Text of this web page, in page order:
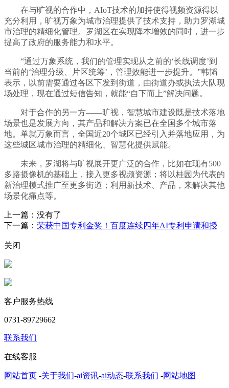
在与旷视的合作中，AIoT技术的加持使得视频资源得以
充分利用，旷视万象为城市治理提供了技术支持，助力罗湖城
市治理的精细化管理。罗湖区在实现降本增效的同时，进一步
提高了政府的服务能力和水平。
“通过万象系统，我们的管理实现从之前的‘长线调度’到
当前的‘治理分级、片区统筹’，管理效能进一步提升。”韩韬
表示，以前需要通过各区下发到街道，由街道办或执法大队现
场处理，现在通过短信告知，就能“自下而上”解决问题。
对于合作的另一方——旷视，智慧城市建设既是技术落地
场景也是发展方向，其产品和解决方案已在全国多个城市落
地。单就万象而言，全国近20个城区已经引入并落地应用，为
这些城区城市治理的精细化、智慧化提供赋能。
未来，罗湖将与旷视展开更广泛的合作，比如在现有500
多路摄像机的基础上，接入更多视频资源；将以桂园为代表的
新治理模式推广至更多街道；利用新技术、产品，来解决其他
场景化痛点等。
上一篇：没有了
下一篇： 荣获中国专利金奖！百度连续四年AI专利申请和授
关闭
客户服务热线
0731-89729662
联系我们
在线客服
网站首页 -关于我们-ai资讯-ai动态-联系我们 -网站地图